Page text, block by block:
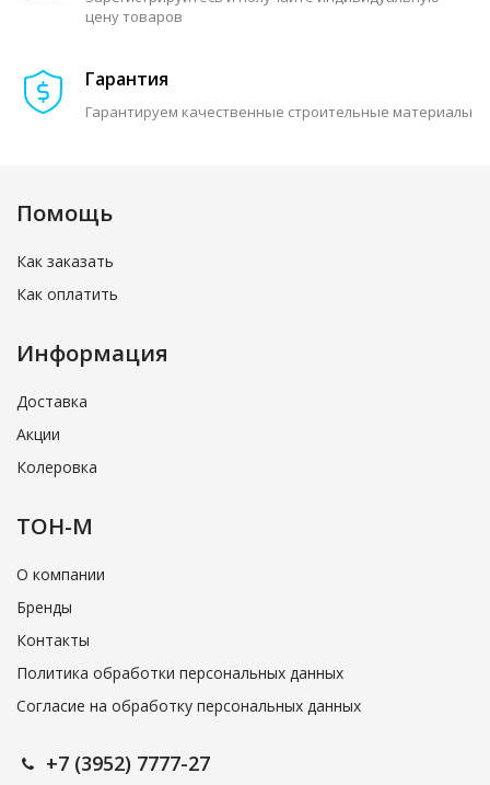
цену товаров
Гарантия
Гарантируем качественные строительные материалы
Помощь
Как заказать
Как оплатить
Информация
Доставка
Акции
Колеровка
ТОН-М
О компании
Бренды
Контакты
Политика обработки персональных данных
Согласие на обработку персональных данных
+7 (3952) 7777-27